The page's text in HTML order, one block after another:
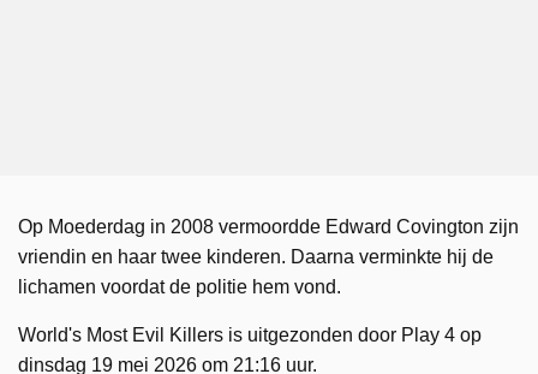
Op Moederdag in 2008 vermoordde Edward Covington zijn
vriendin en haar twee kinderen. Daarna verminkte hij de
lichamen voordat de politie hem vond.
World's Most Evil Killers is uitgezonden door Play 4 op
dinsdag 19 mei 2026 om 21:16 uur.